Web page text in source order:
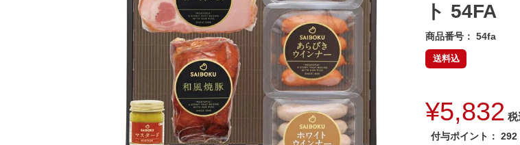
ト 54FA
商品番号 54fa
送料込
¥5,832 税
付与ポイント： 292